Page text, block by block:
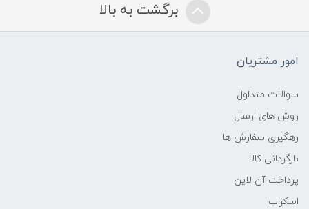
برگشت به بالا
امور مشتریان
سوالات متداول
روش های ارسال
رهگیری سفارش ها
بازگردانی کالا
پرداخت آن لاین
اسکراب